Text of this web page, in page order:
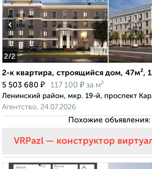
2/2
‹
2-к квартира, строящийся дом, 47м²,
5 503 680 ₽ 117 100 ₽ за м²
Ленинский район, мкр. 19-й, проспект
Агентство, 24.07.2026
Похожие объявления:
VRPazl — конструктор